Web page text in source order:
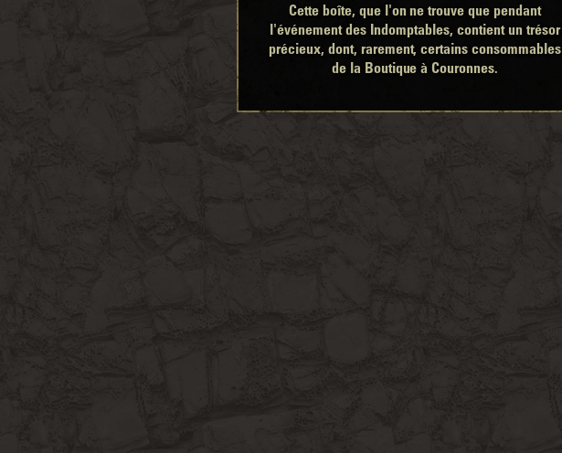
Cette boîte, que l'on ne trouve que pendant
l'événement des Indomptables, contient un trésor
précieux, dont, rarement, certains consommables
de la Boutique à Couronnes.